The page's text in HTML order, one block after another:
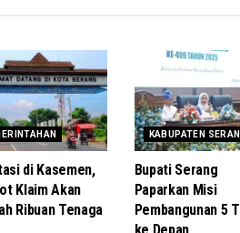
di Kasemen,
Klaim Akan
Ribuan Tenaga
KABUPATEN
Bupati Serang
Paparkan Misi
Pembangunan 5